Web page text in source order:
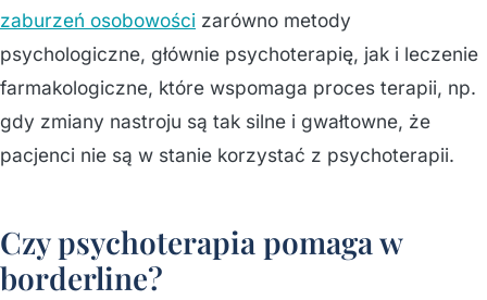
zaburzeń osobowości zarówno metody
psychologiczne, głównie psychoterapię, jak i leczenie
farmakologiczne, które wspomaga proces terapii, np.
gdy zmiany nastroju są tak silne i gwałtowne, że
pacjenci nie są w stanie korzystać z psychoterapii.
Czy psychoterapia pomaga w
borderline?